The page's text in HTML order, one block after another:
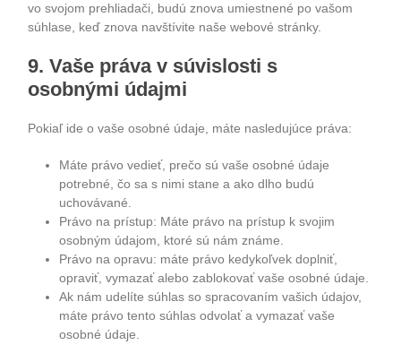
vo svojom prehliadači, budú znova umiestnené po vašom
súhlase, keď znova navštívite naše webové stránky.
9. Vaše práva v súvislosti s
osobnými údajmi
Pokiaľ ide o vaše osobné údaje, máte nasledujúce práva:
Máte právo vedieť, prečo sú vaše osobné údaje
potrebné, čo sa s nimi stane a ako dlho budú
uchovávané.
Právo na prístup: Máte právo na prístup k svojim
osobným údajom, ktoré sú nám známe.
Právo na opravu: máte právo kedykoľvek doplniť,
opraviť, vymazať alebo zablokovať vaše osobné údaje.
Ak nám udelíte súhlas so spracovaním vašich údajov,
máte právo tento súhlas odvolať a vymazať vaše
osobné údaje.